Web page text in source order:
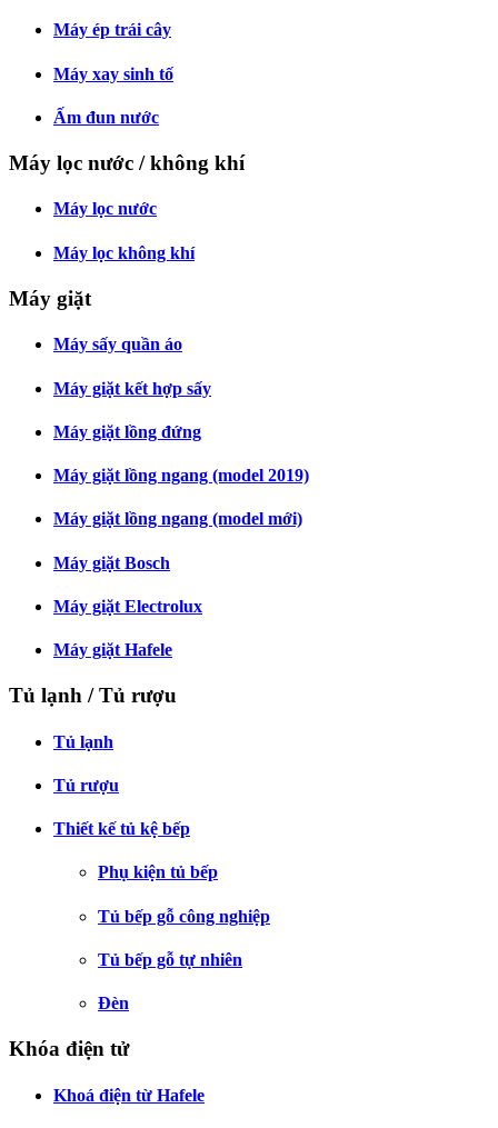
Máy ép trái cây
Máy xay sinh tố
Ấm đun nước
Máy lọc nước / không khí
Máy lọc nước
Máy lọc không khí
Máy giặt
Máy sấy quần áo
Máy giặt kết hợp sấy
Máy giặt lồng đứng
Máy giặt lồng ngang (model 2019)
Máy giặt lồng ngang (model mới)
Máy giặt Bosch
Máy giặt Electrolux
Máy giặt Hafele
Tủ lạnh / Tủ rượu
Tủ lạnh
Tủ rượu
Thiết kế tủ kệ bếp
Phụ kiện tủ bếp
Tủ bếp gỗ công nghiệp
Tủ bếp gỗ tự nhiên
Đèn
Khóa điện tử
Khoá điện từ Hafele